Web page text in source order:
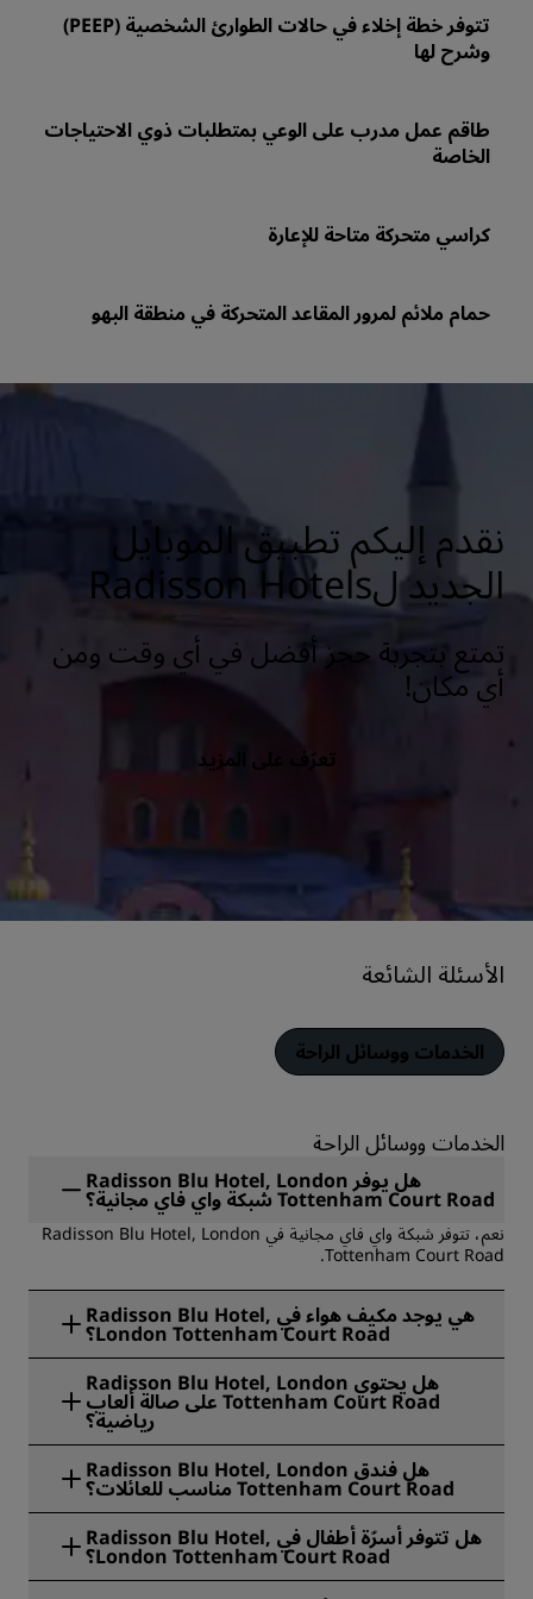
تتوفر خطة إخلاء في حالات الطوارئ الشخصية (PEEP)
وشرح لها
طاقم عمل مدرب على الوعي بمتطلبات ذوي الاحتياجات
الخاصة
كراسي متحركة متاحة للإعارة
حمام ملائم لمرور المقاعد المتحركة في منطقة البهو
نقدم إليكم تطبيق الموبايل
الجديد لRadisson Hotels
تمتع بتجربة حجز أفضل في أي وقت ومن
أي مكان!
تعرّف على المزيد
الأسئلة الشائعة
الخدمات ووسائل الراحة
الخدمات ووسائل الراحة
هل يوفر Radisson Blu Hotel, London
Tottenham Court Road شبكة واي فاي مجانية؟
نعم، تتوفر شبكة واي فاي مجانية في Radisson Blu Hotel, London
Tottenham Court Road.
هي يوجد مكيف هواء في Radisson Blu Hotel,
London Tottenham Court Road؟
Tottenham Court Road.هل يحتوي Radisson Blu Hotel, London
Tottenham Court Road على صالة ألعاب
رياضية؟
للضيوف.
هل فندق Radisson Blu Hotel, London
Tottenham Court Road مناسب للعائلات؟
نعم، Radisson Blu Hotel, London Tottenham Court Road
يرحب الفندق بالعائلات ويوفر إقامة مريحة في وسط لندن، بالقرب من
المتاحف والمتاجر ومعالم الجذب المناسبة لجميع الأعمار.
هل تتوفر أسرّة أطفال في Radisson Blu Hotel,
London Tottenham Court Road؟